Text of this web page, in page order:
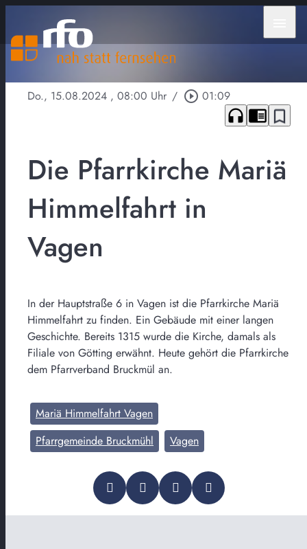
Do., 15.08.2024 , 08:00 Uhr / play_circle_outline 01:09
headphones chrome_reader_mode bookmark_border
Die Pfarrkirche Mariä
Himmelfahrt in
Vagen
In der Hauptstraße 6 in Vagen ist die Pfarrkirche Mariä
Himmelfahrt zu finden. Ein Gebäude mit einer langen
Geschichte. Bereits 1315 wurde die Kirche, damals als
Filiale von Götting erwähnt. Heute gehört die Pfarrkirche
dem Pfarrverband Bruckmül an.
Mariä Himmelfahrt Vagen
Pfarrgemeinde Bruckmühl
Vagen